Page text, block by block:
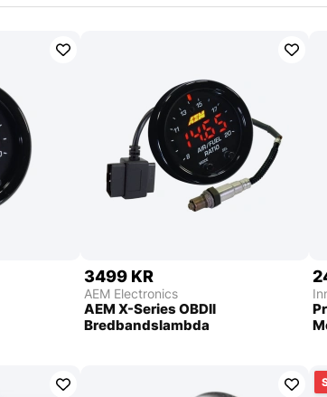
3499 KR
AEM Electronics
AEM X-Series OBDII
Bredbandslambda